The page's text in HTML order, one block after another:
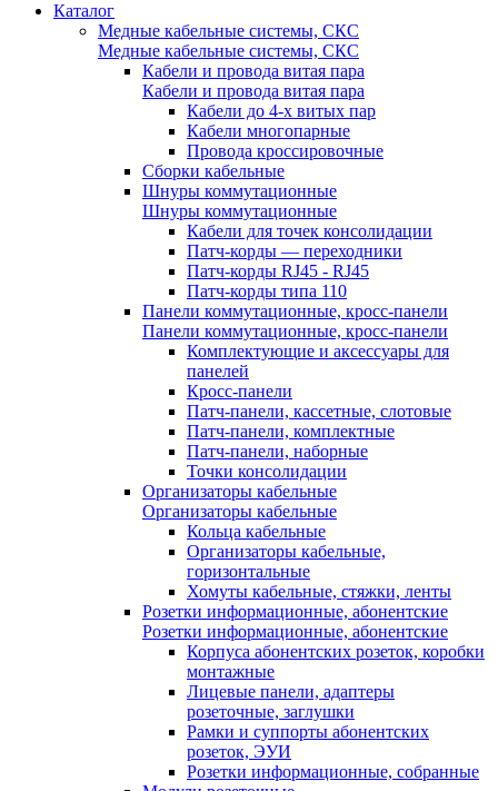
Каталог
Медные кабельные системы, СКС
Медные кабельные системы, СКС
Кабели и провода витая пара
Кабели и провода витая пара
Кабели до 4-х витых пар
Кабели многопарные
Провода кроссировочные
Сборки кабельные
Шнуры коммутационные
Шнуры коммутационные
Кабели для точек консолидации
Патч-корды — переходники
Патч-корды RJ45 - RJ45
Патч-корды типа 110
Панели коммутационные, кросс-панели
Панели коммутационные, кросс-панели
Комплектующие и аксессуары для
панелей
Кросс-панели
Патч-панели, кассетные, слотовые
Патч-панели, комплектные
Патч-панели, наборные
Точки консолидации
Организаторы кабельные
Организаторы кабельные
Кольца кабельные
Организаторы кабельные,
горизонтальные
Хомуты кабельные, стяжки, ленты
Розетки информационные, абонентские
Розетки информационные, абонентские
Корпуса абонентских розеток, коробки
монтажные
Лицевые панели, адаптеры
розеточные, заглушки
Рамки и суппорты абонентских
розеток, ЭУИ
Розетки информационные, собранные